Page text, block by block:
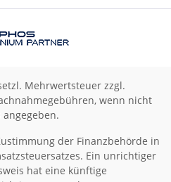
Mehrwertsteuer zzgl.
wenn nicht
der Finanzbehörde in
Ein unrichtiger
hat eine künftige